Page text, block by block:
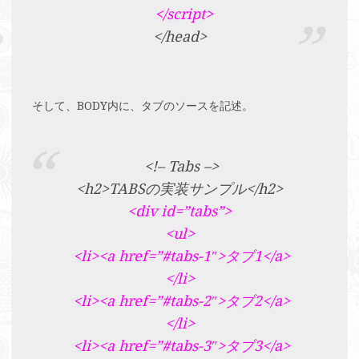
</script>
</head>
そして、BODY内に、タブのソースを記述。
<!– Tabs –>
<h2>TABSの実装サンプル</h2>
<div id=”tabs”>
<ul>
<li><a href=”#tabs-1″>タブ1</a>
</li>
<li><a href=”#tabs-2″>タブ2</a>
</li>
<li><a href=”#tabs-3″>タブ3</a>